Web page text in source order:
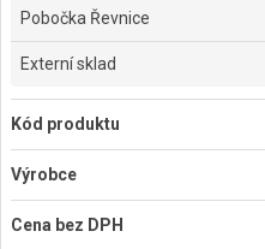
Pobočka Řevnice
Externí sklad
Kód produktu
Výrobce
Cena bez DPH